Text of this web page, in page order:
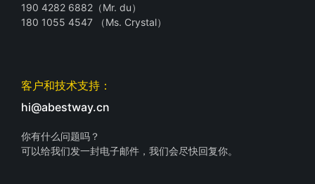
190 4282 6882（Mr. du）
180 1055 4547 （Ms. Crystal）
客户和技术支持：
hi@abestway.cn
你有什么问题吗？
可以给我们发一封电子邮件，我们会尽快回复你。